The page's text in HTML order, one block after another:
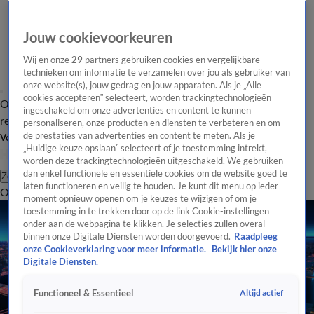
Overzicht Laatste nieuws Regionieuws Het beste van Hart
Tip de
redactie
Volg Hart van Nederland
Zoeken
OverzichtRegioUitzendingenWeerTip de redactiePanelVideo's
Jouw cookievoorkeuren
Wij en onze29 partners gebruiken cookies en vergelijkbare
technieken om informatie te verzamelen over jou als gebruiker van
onze website(s), jouw gedrag en jouw apparaten. Als je „Alle
cookies accepteren” selecteert, worden trackingtechnologieën
ingeschakeld om onze advertenties en content te kunnen
personaliseren, onze producten en diensten te verbeteren en om
de prestaties van advertenties en content te meten. Als je
„Huidige keuze opslaan” selecteert of je toestemming intrekt,
worden deze trackingtechnologieën uitgeschakeld. We gebruiken
dan enkel functionele en essentiële cookies om de website goed te
laten functioneren en veilig te houden. Je kunt dit menu op ieder
moment opnieuw openen om je keuzes te wijzigen of om je
toestemming in te trekken door op de link Cookie-instellingen
onder aan de webpagina te klikken. Je selecties zullen overal
binnen onze Digitale Diensten worden doorgevoerd. Raadpleeg
onze Cookieverklaring voor meer informatie.
Bekijk hier onze
Digitale Diensten.
Functioneel & Essentieel Altijd actief